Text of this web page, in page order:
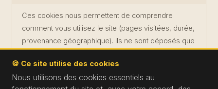
Ces cookies nous permettent de comprendre
comment vous utilisez le site (pages visitées, durée,
provenance géographique). Ils ne sont déposés que
🍪 Ce site utilise des cookies
Nous utilisons des cookies essentiels au